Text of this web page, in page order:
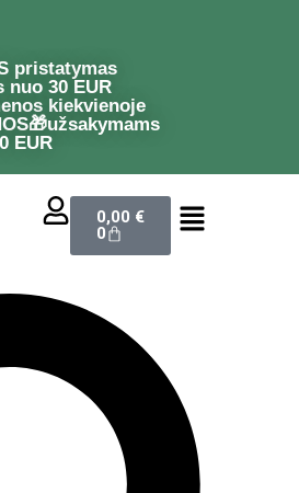
pristatymas
nuo 30 EUR
kiekvienoje
EUR
0,00 €
0